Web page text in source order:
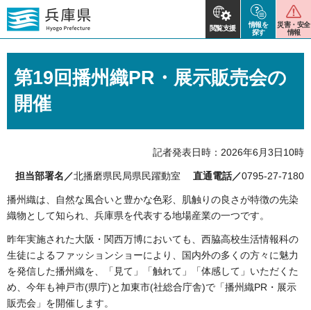
閲覧支援
情報を
探す
災害・安全
情報
第19回播州織PR・展示販売会の
開催
記者発表日時：2026年6月3日10時
担当部署名／北播磨県民局県民躍動室 直通電話／0795-27-7180
播州織は、自然な風合いと豊かな色彩、肌触りの良さが特徴の先染
織物として知られ、兵庫県を代表する地場産業の一つです。
昨年実施された大阪・関西万博においても、西脇高校生活情報科の
生徒によるファッションショーにより、国内外の多くの方々に魅力
を発信した播州織を、「見て」「触れて」「体感して」いただくた
め、今年も神戸市(県庁)と加東市(社総合庁舎)で「播州織PR・展示
販売会」を開催します。